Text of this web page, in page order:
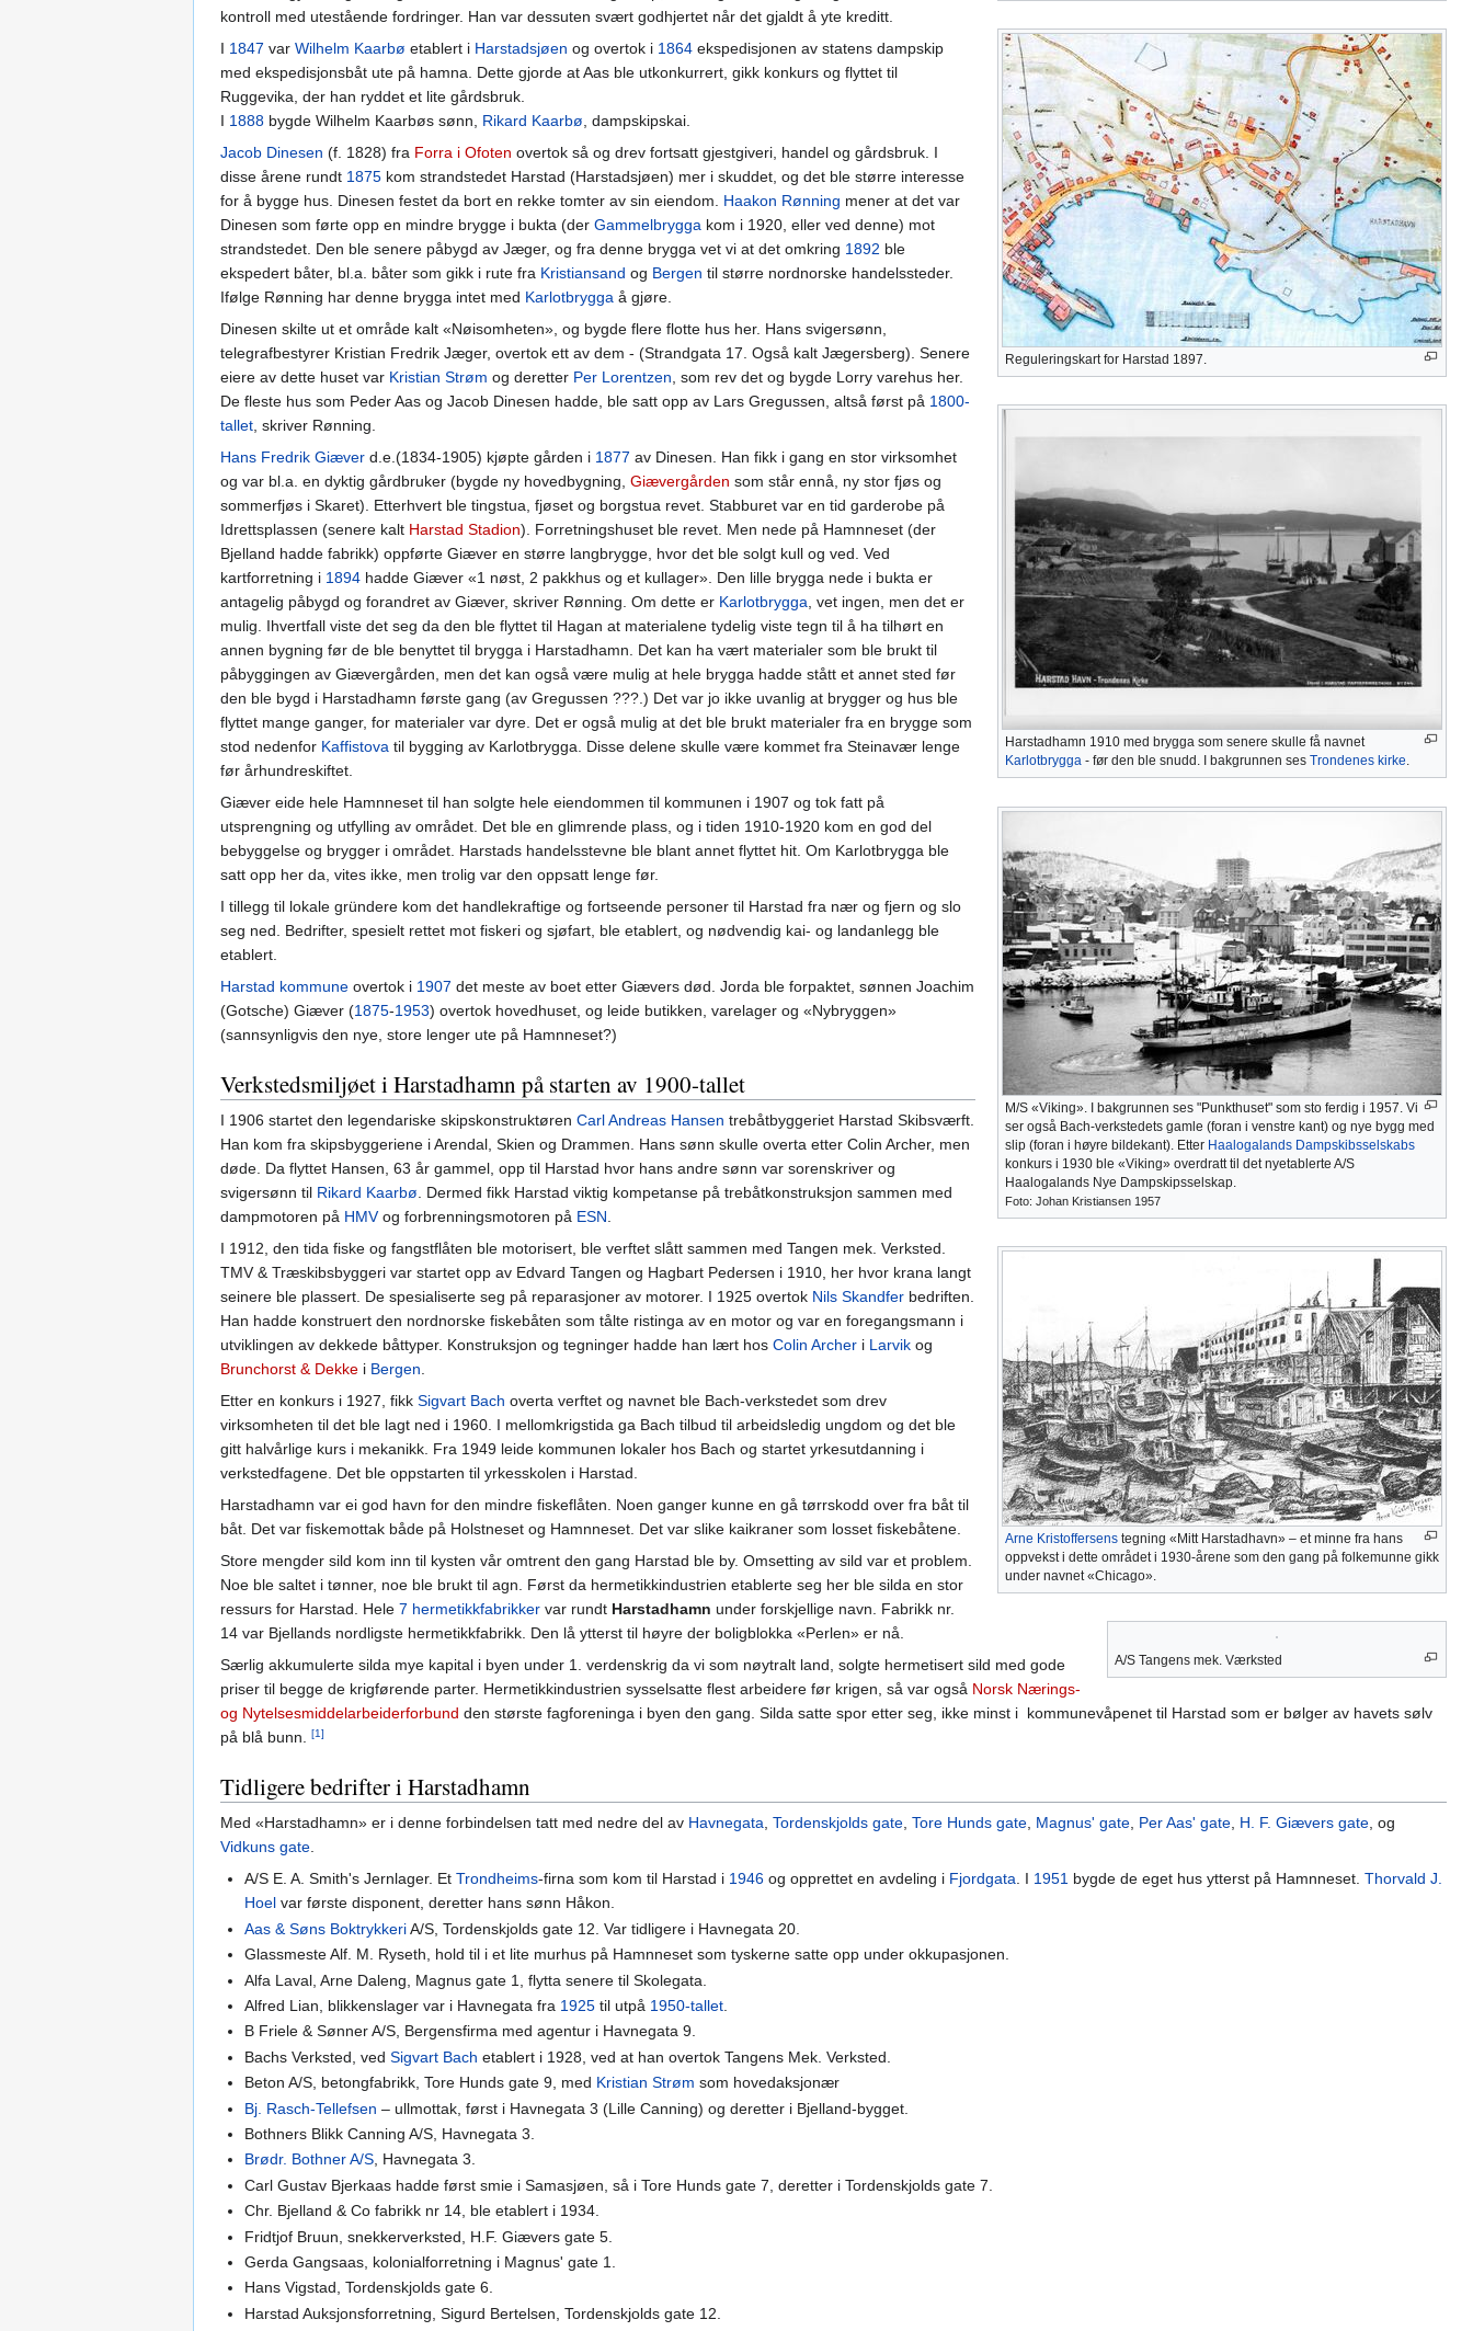
Reguleringskart for Harstad 1897.
Harstadhamn 1910 med brygga som senere skulle få navnet
Karlotbrygga - før den ble snudd. I bakgrunnen ses Trondenes kirke.
M/S «Viking». I bakgrunnen ses "Punkthuset" som sto ferdig i 1957. Vi
ser også Bach-verkstedets gamle (foran i venstre kant) og nye bygg med
slip (foran i høyre bildekant). Etter Haalogalands Dampskibsselskabs
konkurs i 1930 ble «Viking» overdratt til det nyetablerte A/S
Haalogalands Nye Dampskipsselskap.
Foto: Johan Kristiansen 1957
Arne Kristoffersens tegning «Mitt Harstadhavn» – et minne fra hans
oppvekst i dette området i 1930-årene som den gang på folkemunne gikk
under navnet «Chicago».
kontroll med utestående fordringer. Han var dessuten svært godhjertet når det gjaldt å yte kreditt.
I 1847 var Wilhelm Kaarbø etablert i Harstadsjøen og overtok i 1864 ekspedisjonen av statens dampskip
med ekspedisjonsbåt ute på hamna. Dette gjorde at Aas ble utkonkurrert, gikk konkurs og flyttet til
Ruggevika, der han ryddet et lite gårdsbruk.
I 1888 bygde Wilhelm Kaarbøs sønn, Rikard Kaarbø, dampskipskai.
Jacob Dinesen (f. 1828) fra Forra i Ofoten overtok så og drev fortsatt gjestgiveri, handel og gårdsbruk. I
disse årene rundt 1875 kom strandstedet Harstad (Harstadsjøen) mer i skuddet, og det ble større interesse
for å bygge hus. Dinesen festet da bort en rekke tomter av sin eiendom. Haakon Rønning mener at det var
Dinesen som førte opp en mindre brygge i bukta (der Gammelbrygga kom i 1920, eller ved denne) mot
strandstedet. Den ble senere påbygd av Jæger, og fra denne brygga vet vi at det omkring 1892 ble
ekspedert båter, bl.a. båter som gikk i rute fra Kristiansand og Bergen til større nordnorske handelssteder.
Ifølge Rønning har denne brygga intet med Karlotbrygga å gjøre.
Dinesen skilte ut et område kalt «Nøisomheten», og bygde flere flotte hus her. Hans svigersønn,
telegrafbestyrer Kristian Fredrik Jæger, overtok ett av dem - (Strandgata 17. Også kalt Jægersberg). Senere
eiere av dette huset var Kristian Strøm og deretter Per Lorentzen, som rev det og bygde Lorry varehus her.
De fleste hus som Peder Aas og Jacob Dinesen hadde, ble satt opp av Lars Gregussen, altså først på 1800-
tallet, skriver Rønning.
Hans Fredrik Giæver d.e.(1834-1905) kjøpte gården i 1877 av Dinesen. Han fikk i gang en stor virksomhet
og var bl.a. en dyktig gårdbruker (bygde ny hovedbygning, Giævergården som står ennå, ny stor fjøs og
sommerfjøs i Skaret). Etterhvert ble tingstua, fjøset og borgstua revet. Stabburet var en tid garderobe på
Idrettsplassen (senere kalt Harstad Stadion). Forretningshuset ble revet. Men nede på Hamnneset (der
Bjelland hadde fabrikk) oppførte Giæver en større langbrygge, hvor det ble solgt kull og ved. Ved
kartforretning i 1894 hadde Giæver «1 nøst, 2 pakkhus og et kullager». Den lille brygga nede i bukta er
antagelig påbygd og forandret av Giæver, skriver Rønning. Om dette er Karlotbrygga, vet ingen, men det er
mulig. Ihvertfall viste det seg da den ble flyttet til Hagan at materialene tydelig viste tegn til å ha tilhørt en
annen bygning før de ble benyttet til brygga i Harstadhamn. Det kan ha vært materialer som ble brukt til
påbyggingen av Giævergården, men det kan også være mulig at hele brygga hadde stått et annet sted før
den ble bygd i Harstadhamn første gang (av Gregussen ???.) Det var jo ikke uvanlig at brygger og hus ble
flyttet mange ganger, for materialer var dyre. Det er også mulig at det ble brukt materialer fra en brygge som
stod nedenfor Kaffistova til bygging av Karlotbrygga. Disse delene skulle være kommet fra Steinavær lenge
før århundreskiftet.
Giæver eide hele Hamnneset til han solgte hele eiendommen til kommunen i 1907 og tok fatt på
utsprengning og utfylling av området. Det ble en glimrende plass, og i tiden 1910-1920 kom en god del
bebyggelse og brygger i området. Harstads handelsstevne ble blant annet flyttet hit. Om Karlotbrygga ble
satt opp her da, vites ikke, men trolig var den oppsatt lenge før.
I tillegg til lokale gründere kom det handlekraftige og fortseende personer til Harstad fra nær og fjern og slo
seg ned. Bedrifter, spesielt rettet mot fiskeri og sjøfart, ble etablert, og nødvendig kai- og landanlegg ble
etablert.
Harstad kommune overtok i 1907 det meste av boet etter Giævers død. Jorda ble forpaktet, sønnen Joachim
(Gotsche) Giæver (1875-1953) overtok hovedhuset, og leide butikken, varelager og «Nybryggen»
(sannsynligvis den nye, store lenger ute på Hamnneset?)
Verkstedsmiljøet i Harstadhamn på starten av 1900-tallet
I 1906 startet den legendariske skipskonstruktøren Carl Andreas Hansen trebåtbyggeriet Harstad Skibsværft.
Han kom fra skipsbyggeriene i Arendal, Skien og Drammen. Hans sønn skulle overta etter Colin Archer, men
døde. Da flyttet Hansen, 63 år gammel, opp til Harstad hvor hans andre sønn var sorenskriver og
svigersønn til Rikard Kaarbø. Dermed fikk Harstad viktig kompetanse på trebåtkonstruksjon sammen med
dampmotoren på HMVog forbrenningsmotoren på ESN.
A/S Tangens mek. Værksted
I 1912, den tida fiske og fangstflåten ble motorisert, ble verftet slått sammen med Tangen mek. Verksted.
TMV & Træskibsbyggeri var startet opp av Edvard Tangen og Hagbart Pedersen i 1910, her hvor krana langt
seinere ble plassert. De spesialiserte seg på reparasjoner av motorer. I 1925 overtok Nils Skandfer bedriften.
Han hadde konstruert den nordnorske fiskebåten som tålte ristinga av en motor og var en foregangsmann i
utviklingen av dekkede båttyper. Konstruksjon og tegninger hadde han lært hos Colin Archer i Larvik og
Brunchorst & Dekke i Bergen.
Etter en konkurs i 1927, fikk Sigvart Bach overta verftet og navnet ble Bach-verkstedet som drev
virksomheten til det ble lagt ned i 1960. I mellomkrigstida ga Bach tilbud til arbeidsledig ungdom og det ble
gitt halvårlige kurs i mekanikk. Fra 1949 leide kommunen lokaler hos Bach og startet yrkesutdanning i
verkstedfagene. Det ble oppstarten til yrkesskolen i Harstad.
Harstadhamn var ei god havn for den mindre fiskeflåten. Noen ganger kunne en gå tørrskodd over fra båt til
båt. Det var fiskemottak både på Holstneset og Hamnneset. Det var slike kaikraner som losset fiskebåtene.
Store mengder sild kom inn til kysten vår omtrent den gang Harstad ble by. Omsetting av sild var et problem.
Noe ble saltet i tønner, noe ble brukt til agn. Først da hermetikkindustrien etablerte seg her ble silda en stor
ressurs for Harstad. Hele 7 hermetikkfabrikker var rundt Harstadhamn under forskjellige navn. Fabrikk nr.
14 var Bjellands nordligste hermetikkfabrikk. Den lå ytterst til høyre der boligblokka «Perlen» er nå.
Særlig akkumulerte silda mye kapital i byen under 1. verdenskrig da vi som nøytralt land, solgte hermetisert sild med gode
priser til begge de krigførende parter. Hermetikkindustrien sysselsatte flest arbeidere før krigen, så var også Norsk Nærings-
og Nytelsesmiddelarbeiderforbund den største fagforeninga i byen den gang. Silda satte spor etter seg, ikke minst i kommunevåpenet til Harstad som er bølger av havets sølv
på blå bunn. [1]
Tidligere bedrifter i Harstadhamn
Med «Harstadhamn» er i denne forbindelsen tatt med nedre del av Havnegata, Tordenskjolds gate, Tore Hunds gate, Magnus' gate, Per Aas' gate, H. F. Giævers gate, og
Vidkuns gate.
A/S E. A. Smith's Jernlager. EtTrondheims-firna som kom til Harstad i 1946 og opprettet en avdeling i Fjordgata. I 1951 bygde de eget hus ytterst på Hamnneset.Thorvald J.
Hoel var første disponent, deretter hans sønn Håkon.
Aas & Søns BoktrykkeriA/S, Tordenskjolds gate 12. Var tidligere i Havnegata 20.
Glassmeste Alf. M. Ryseth, hold til i et lite murhus på Hamnneset som tyskerne satte opp under okkupasjonen.
Alfa Laval, Arne Daleng, Magnus gate 1, flytta senere til Skolegata.
Alfred Lian, blikkenslager var i Havnegata fra 1925 til utpå 1950-tallet
B Friele & Sønner A/S, Bergensfirma med agentur i Havnegata 9.
Bachs Verksted, vedSigvart Bach etablert i 1928, ved at han overtok Tangens Mek. Verksted.
Beton A/S, betongfabrikk, Tore Hunds gate 9, med Kristian Strøm som hovedaksjonær
Bj. Rasch-Tellefsen – ullmottak, først i Havnegata 3 (Lille Canning) og deretter i Bjelland-bygget.
Bothners Blikk Canning A/S, Havnegata 3.
Brødr. Bothner A/S, Havnegata 3.
Carl Gustav Bjerkaas hadde først smie i Samasjøen, så i Tore Hunds gate 7, deretter i Tordenskjolds gate 7.
Chr. Bjelland & Co fabrikk nr 14, ble etablert i 1934.
Fridtjof Bruun, snekkerverksted, H.F. Giævers gate 5.
Gerda Gangsaas, kolonialforretning i Magnus' gate 1.
Hans Vigstad, Tordenskjolds gate 6.
Harstad Auksjonsforretning, Sigurd Bertelsen, Tordenskjolds gate 12.